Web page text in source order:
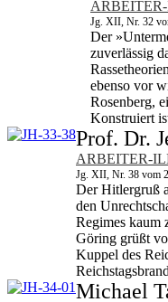
Jg. XII, Nr. 32
Der
zuverlässig
ebenso vor
Rosenberg,
Konstruiert
Prof. Dr.
ARBEITER-
Jg. XII, Nr. 38 vom
Der Hitlergruß
den
Regimes kaum
Göring grüßt
Kuppel des
Michael